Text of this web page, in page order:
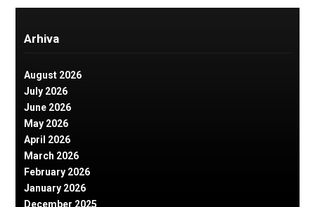
Arhiva
August 2026
July 2026
June 2026
May 2026
April 2026
March 2026
February 2026
January 2026
December 2025